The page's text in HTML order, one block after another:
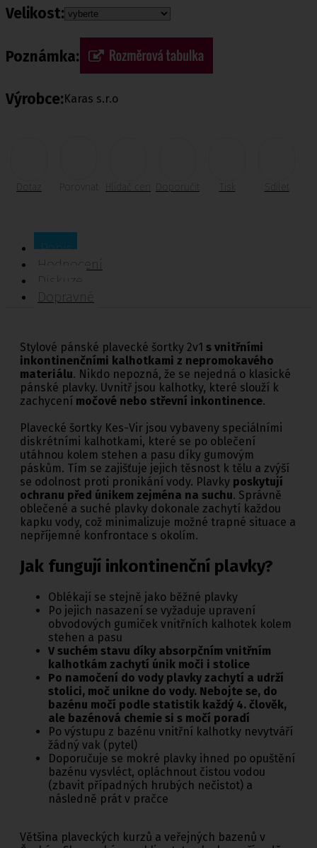
Velikost:
Poznámka:
Výrobce:Karas s.r.o
Dotaz Porovnat Doporučit Tisk Sdílet
Popis
Hodnocení
Diskuze
Dopravné
Stylové pánské plavecké šortky 2v1 s vnitřními
inkontinenčními kalhotkami z nepromokavého
materiálu. Nikdo nepozná, že se nejedná o klasické
pánské plavky. Uvnitř jsou kalhotky, které slouží k
zachycení močové nebo střevní inkontinence.
Plavecké šortky Kes-Vir jsou vybaveny speciálními
diskrétními kalhotkami, které se po oblečení
utáhnou kolem stehen a pasu díky gumovým
páskům. Tím se zajišťuje jejich těsnost k tělu a zvýší
se odolnost proti pronikání vody. Plavky poskytují
ochranu před únikem zejména na suchu. Správně
oblečené a suché plavky dokonale zachytí každou
kapku vody, což minimalizuje možné trapné situace a
nepříjemné konfrontace s okolím.
Jak fungují inkontinenční plavky?
Oblékají se stejně jako běžné plavky
Po jejich nasazení se vyžaduje upravení
obvodových gumiček vnitřních kalhotek kolem
stehen a pasu
V suchém stavu díky absorpčním vnitřním
kalhotkám zachytí únik moči i stolice
Po namočení do vody plavky zachytí a udrží
stolici, moč unikne do vody. Nebojte se, do
bazénu močí podle statistik každý 4. člověk,
ale bazénová chemie si s močí poradí
Po výstupu z bazénu vnitřní kalhotky nevytváří
žádný vak (pytel)
Doporučuje se mokré plavky ihned po opuštění
bazénu vysvléct, opláchnout čistou vodou
(zbavit případných hrubých nečistot) a
následně prát v pračce
Většina plaveckých kurzů a veřejných bazenů v